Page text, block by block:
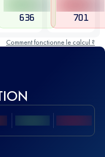
636 701
Comment fonctionne le calcul ?